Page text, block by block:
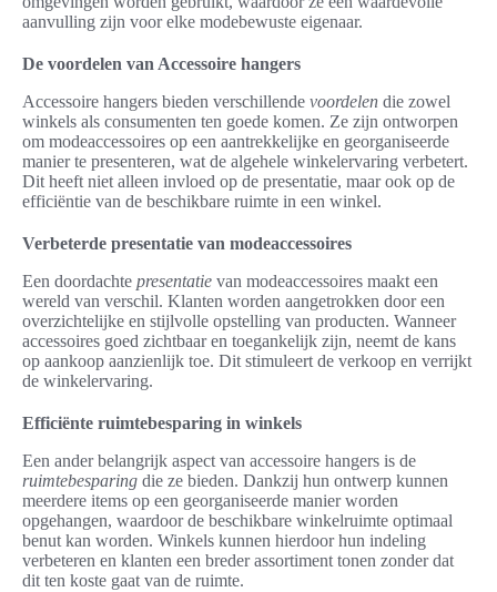
aanvulling zijn voor elke modebewuste eigenaar.
De voordelen van Accessoire hangers
Accessoire hangers bieden verschillende voordelen die zowel
winkels als consumenten ten goede komen. Ze zijn ontworpen
om modeaccessoires op een aantrekkelijke en georganiseerde
manier te presenteren, wat de algehele winkelervaring verbetert.
Dit heeft niet alleen invloed op de presentatie, maar ook op de
efficiëntie van de beschikbare ruimte in een winkel.
Verbeterde presentatie van modeaccessoires
Een doordachte presentatie van modeaccessoires maakt een
wereld van verschil. Klanten worden aangetrokken door een
overzichtelijke en stijlvolle opstelling van producten. Wanneer
accessoires goed zichtbaar en toegankelijk zijn, neemt de kans
op aankoop aanzienlijk toe. Dit stimuleert de verkoop en verrijkt
de winkelervaring.
Efficiënte ruimtebesparing in winkels
Een ander belangrijk aspect van accessoire hangers is de
ruimtebesparing die ze bieden. Dankzij hun ontwerp kunnen
meerdere items op een georganiseerde manier worden
opgehangen, waardoor de beschikbare winkelruimte optimaal
benut kan worden. Winkels kunnen hierdoor hun indeling
verbeteren en klanten een breder assortiment tonen zonder dat
dit ten koste gaat van de ruimte.